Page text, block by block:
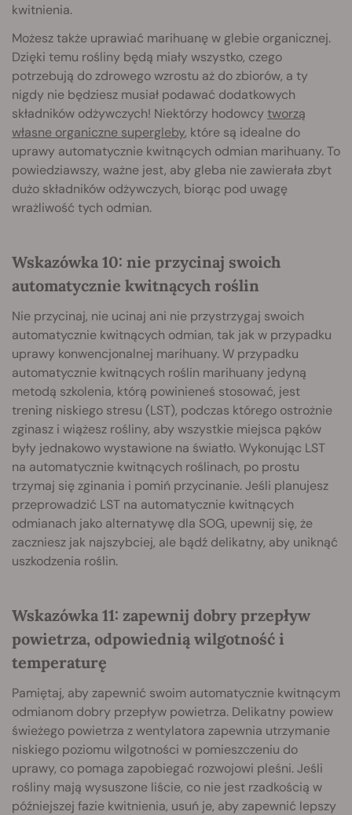
kwitnienia.
Możesz także uprawiać marihuanę w glebie organicznej.
Dzięki temu rośliny będą miały wszystko, czego
potrzebują do zdrowego wzrostu aż do zbiorów, a ty
nigdy nie będziesz musiał podawać dodatkowych
składników odżywczych! Niektórzy hodowcytworzą
własne organiczne supergleby, które są idealne do
uprawy automatycznie kwitnących odmian marihuany. To
powiedziawszy, ważne jest, aby gleba nie zawierała zbyt
dużo składników odżywczych, biorąc pod uwagę
wrażliwość tych odmian.
Wskazówka 10: nie przycinaj swoich
automatycznie kwitnących roślin
Nie przycinaj, nie ucinaj ani nie przystrzygaj swoich
automatycznie kwitnących odmian, tak jak w przypadku
uprawy konwencjonalnej marihuany. W przypadku
automatycznie kwitnących roślin marihuany jedyną
metodą szkolenia, którą powinieneś stosować, jest
trening niskiego stresu (LST), podczas którego ostrożnie
zginasz i wiążesz rośliny, aby wszystkie miejsca pąków
były jednakowo wystawione na światło. Wykonując LST
na automatycznie kwitnących roślinach, po prostu
trzymaj się zginania i pomiń przycinanie. Jeśli planujesz
przeprowadzić LST na automatycznie kwitnących
odmianach jako alternatywę dla SOG, upewnij się, że
zaczniesz jak najszybciej, ale bądź delikatny, aby uniknąć
uszkodzenia roślin.
Wskazówka 11: zapewnij dobry przepływ
powietrza, odpowiednią wilgotność i
temperaturę
Pamiętaj, aby zapewnić swoim automatycznie kwitnącym
odmianom dobry przepływ powietrza. Delikatny powiew
świeżego powietrza z wentylatora zapewnia utrzymanie
niskiego poziomu wilgotności w pomieszczeniu do
uprawy, co pomaga zapobiegać rozwojowi pleśni. Jeśli
rośliny mają wysuszone liście, co nie jest rzadkością w
późniejszej fazie kwitnienia, usuń je, aby zapewnić lepszy